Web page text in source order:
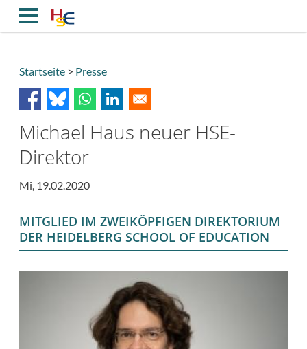
Inhalt
Breadcrumb
Startseite Presse
Michael Haus neuer HSE-
Direktor
Mi, 19.02.2020
MITGLIED IM ZWEIKÖPFIGEN DIREKTORIUM
DER HEIDELBERG SCHOOL OF EDUCATION